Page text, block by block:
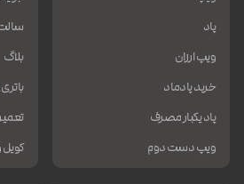
پاد
ویپ ارزان
خرید پادماد
پاد یکبار مصرف
ویپ دست دوم
بلاگ
کویل